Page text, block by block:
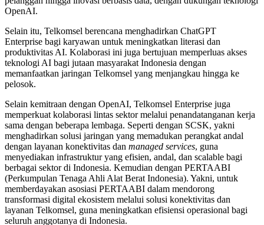
OpenAI.
Selain itu, Telkomsel berencana menghadirkan ChatGPT
Enterprise bagi karyawan untuk meningkatkan literasi dan
produktivitas AI. Kolaborasi ini juga bertujuan memperluas akses
teknologi AI bagi jutaan masyarakat Indonesia dengan
memanfaatkan jaringan Telkomsel yang menjangkau hingga ke
pelosok.
Selain kemitraan dengan OpenAI, Telkomsel Enterprise juga
memperkuat kolaborasi lintas sektor melalui penandatanganan kerja
sama dengan beberapa lembaga. Seperti dengan SCSK, yakni
menghadirkan solusi jaringan yang memadukan perangkat andal
dengan layanan konektivitas dan managed services, guna
menyediakan infrastruktur yang efisien, andal, dan scalable bagi
berbagai sektor di Indonesia. Kemudian dengan PERTAABI
(Perkumpulan Tenaga Ahli Alat Berat Indonesia). Yakni, untuk
memberdayakan asosiasi PERTAABI dalam mendorong
transformasi digital ekosistem melalui solusi konektivitas dan
layanan Telkomsel, guna meningkatkan efisiensi operasional bagi
seluruh anggotanya di Indonesia.